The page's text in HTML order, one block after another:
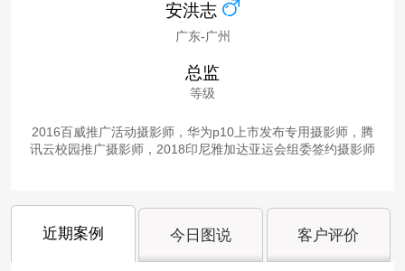
安洪志
广东-广州
总监
等级
2016百威推广活动摄影师，华为p10上市发布专用摄影师，腾
讯云校园推广摄影师，2018印尼雅加达亚运会组委签约摄影师
近期案例 今日图说 客户评价